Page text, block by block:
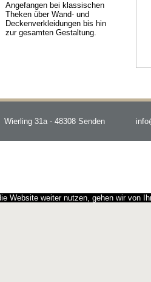
Angefangen bei klassischen
Theken über Wand- und
Deckenverkleidungen bis hin
zur gesamten Gestaltung.
Wierling 31a - 48308 Senden
Website weiter nutzen, gehen wir von